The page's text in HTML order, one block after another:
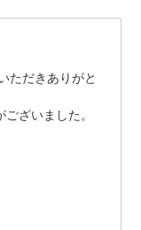
ただきありがと
ざいました。